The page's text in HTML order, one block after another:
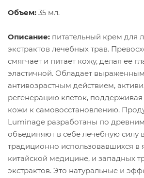
Объем: 35 мл.
Описание: питательный крем для
экстрактов лечебных трав.
смягчает и питает кожу, делая ее
эластичной. Обладает выраженным
антивозрастным действием,
регенерацию клеток, поддерживая
кожи к самовосстановлению.
Luminage разработаны по
объединяют в себе лечебную силу
традиционно использовавшихся в
китайской медицине, и западных
экстрактов. Это натуральные и